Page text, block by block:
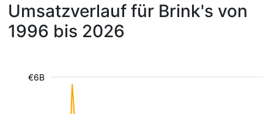
Umsatzverlauf für Brink's von
1996 bis 2026
€6B